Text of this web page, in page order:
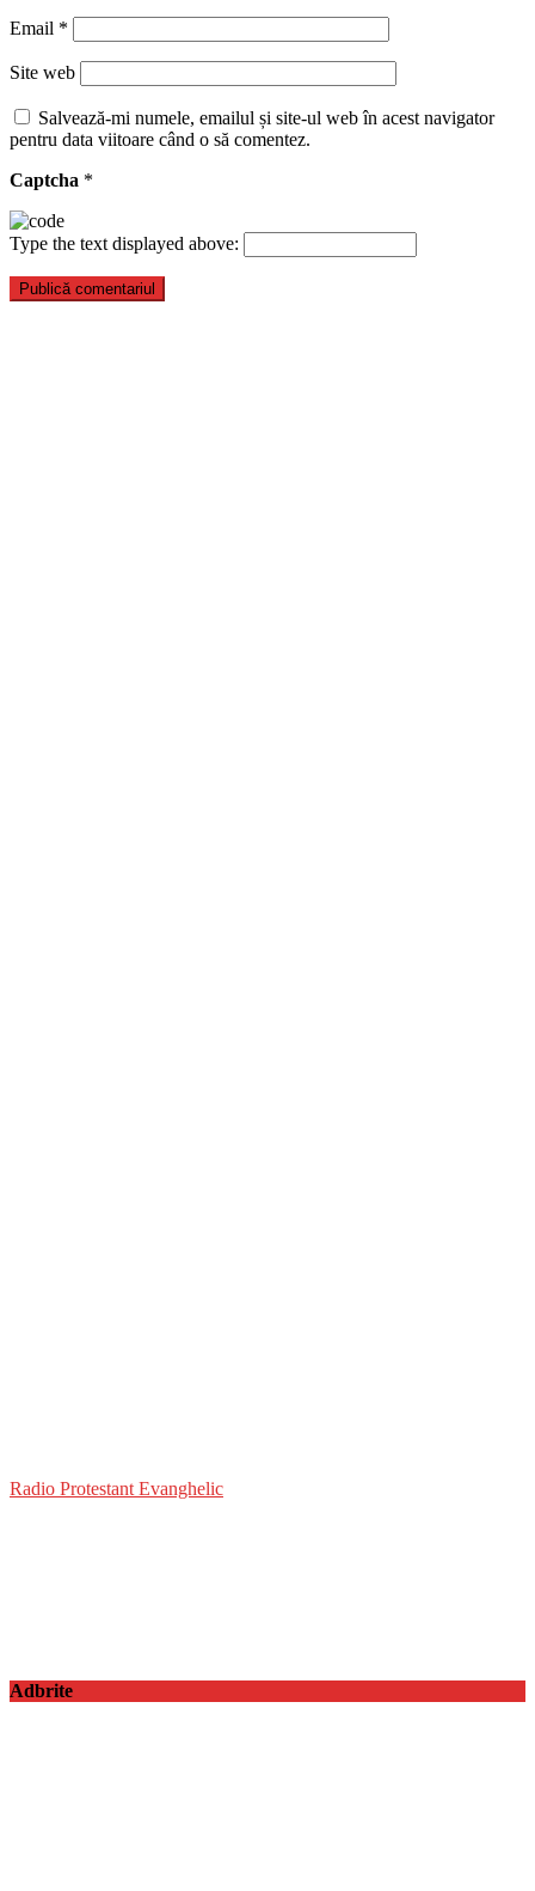
Email *
Site web
Salvează-mi numele, emailul și site-ul web în acest navigator
pentru data viitoare când o să comentez.
Captcha *
Type the text displayed above:
Radio Protestant Evanghelic
Adbrite